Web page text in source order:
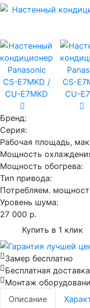
Бренд:
Серия:
Рабочая площадь,
Мощность
Мощность обогрева:
Тип привода:
Потребляем.
Уровень шума:
27 000 р.
Купить в 1 клик
Замер бесплатно
Бесплатная
Монтаж
Описание